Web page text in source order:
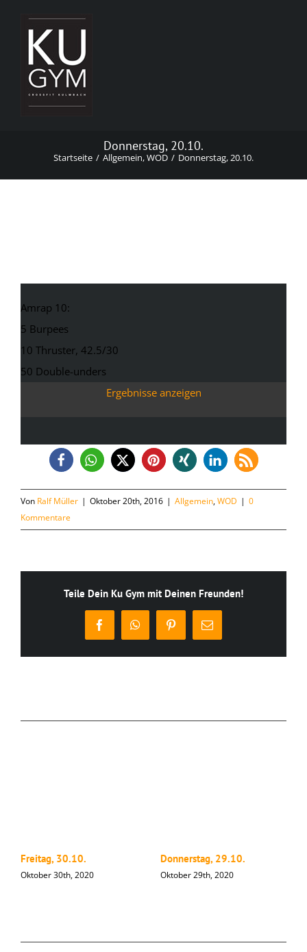
springen
Donnerstag, 20.10.
Startseite Allgemein WOD Donnerstag, 20.10.
Amrap 10:
5 Burpees
10 Thruster, 42.5/30
50 Double-unders
Ergebnisse anzeigen
Von Ralf Müller | Oktober 20th, 2016 | Allgemein,WOD | 0
Kommentare
Teile Dein Ku Gym mit Deinen Freunden!
FacebookWhatsAppPinterest
E-
Mail
Freitag, 30.10.
Oktober 30th, 2020
Donnerstag, 29.10.
Oktober 29th, 2020